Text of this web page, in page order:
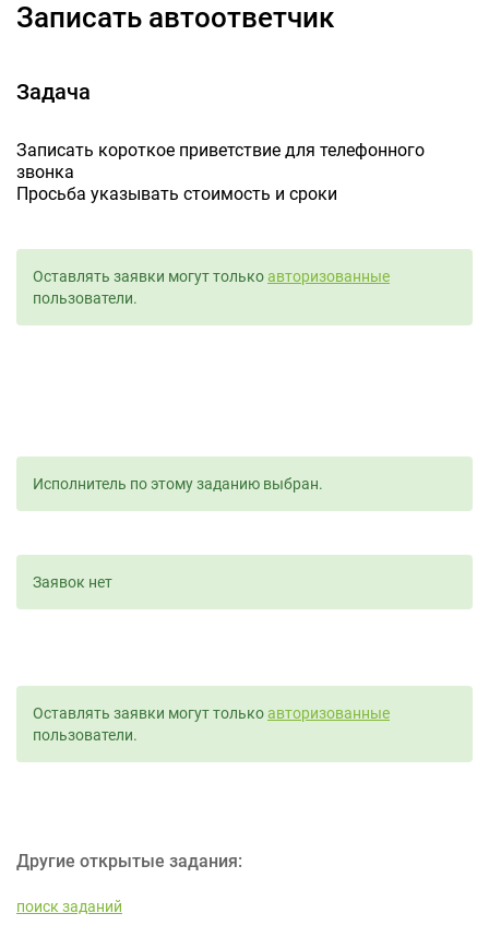
Записать автоответчик
Задача
Записать короткое приветствие для телефонного
звонка
Просьба указывать стоимость и сроки
Оставлять заявки могут толькоавторизованные
пользователи.
Исполнитель по этому заданию выбран.
Заявок нет
Оставлять заявки могут толькоавторизованные
пользователи.
Другие открытые задания:
поиск заданий